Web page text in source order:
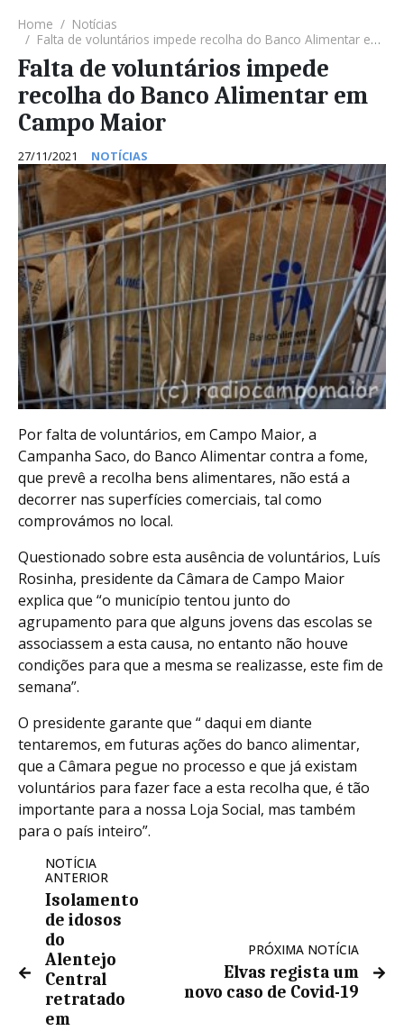
Home
Notícias
Falta de voluntários impede recolha do Banco Alimentar em Campo Maior
Falta de voluntários impede
recolha do Banco Alimentar em
Campo Maior
27/11/2021 NOTÍCIAS
Por falta de voluntários, em Campo Maior, a
Campanha Saco, do Banco Alimentar contra a fome,
que prevê a recolha bens alimentares, não está a
decorrer nas superfícies comerciais, tal como
comprovámos no local.
Questionado sobre esta ausência de voluntários, Luís
Rosinha, presidente da Câmara de Campo Maior
explica que “o município tentou junto do
agrupamento para que alguns jovens das escolas se
associassem a esta causa, no entanto não houve
condições para que a mesma se realizasse, este fim de
semana”.
O presidente garante que “ daqui em diante
tentaremos, em futuras ações do banco alimentar,
que a Câmara pegue no processo e que já existam
voluntários para fazer face a esta recolha que, é tão
importante para a nossa Loja Social, mas também
para o país inteiro”.
NOTÍCIA
ANTERIOR
Isolamento
de idosos
do
Alentejo
Central
retratado
em
PRÓXIMA NOTÍCIA
Elvas regista um
novo caso de Covid-19